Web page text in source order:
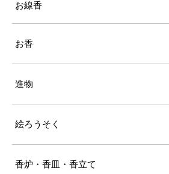
お線香
お香
進物
絵ろうそく
香炉・香皿・香立て